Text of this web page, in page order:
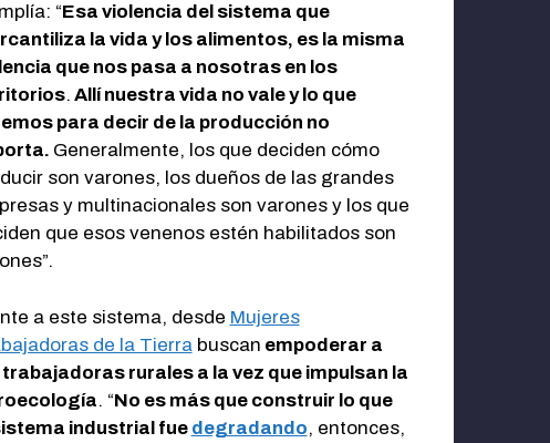
“Esa violencia del sistema que
la vida y los alimentos, es la misma
que nos pasa a nosotras en los
. Allí nuestra vida no vale y lo que
para decir de la producción no
Generalmente, los que deciden cómo
son varones, los dueños de las grandes
y multinacionales son varones y los que
que esos venenos estén habilitados son
a este sistema, desde Mujeres
de la Tierrabuscan empoderar a
rurales a la vez que impulsan la
. “No es más que construir lo que
industrial fue degradando, entonces,